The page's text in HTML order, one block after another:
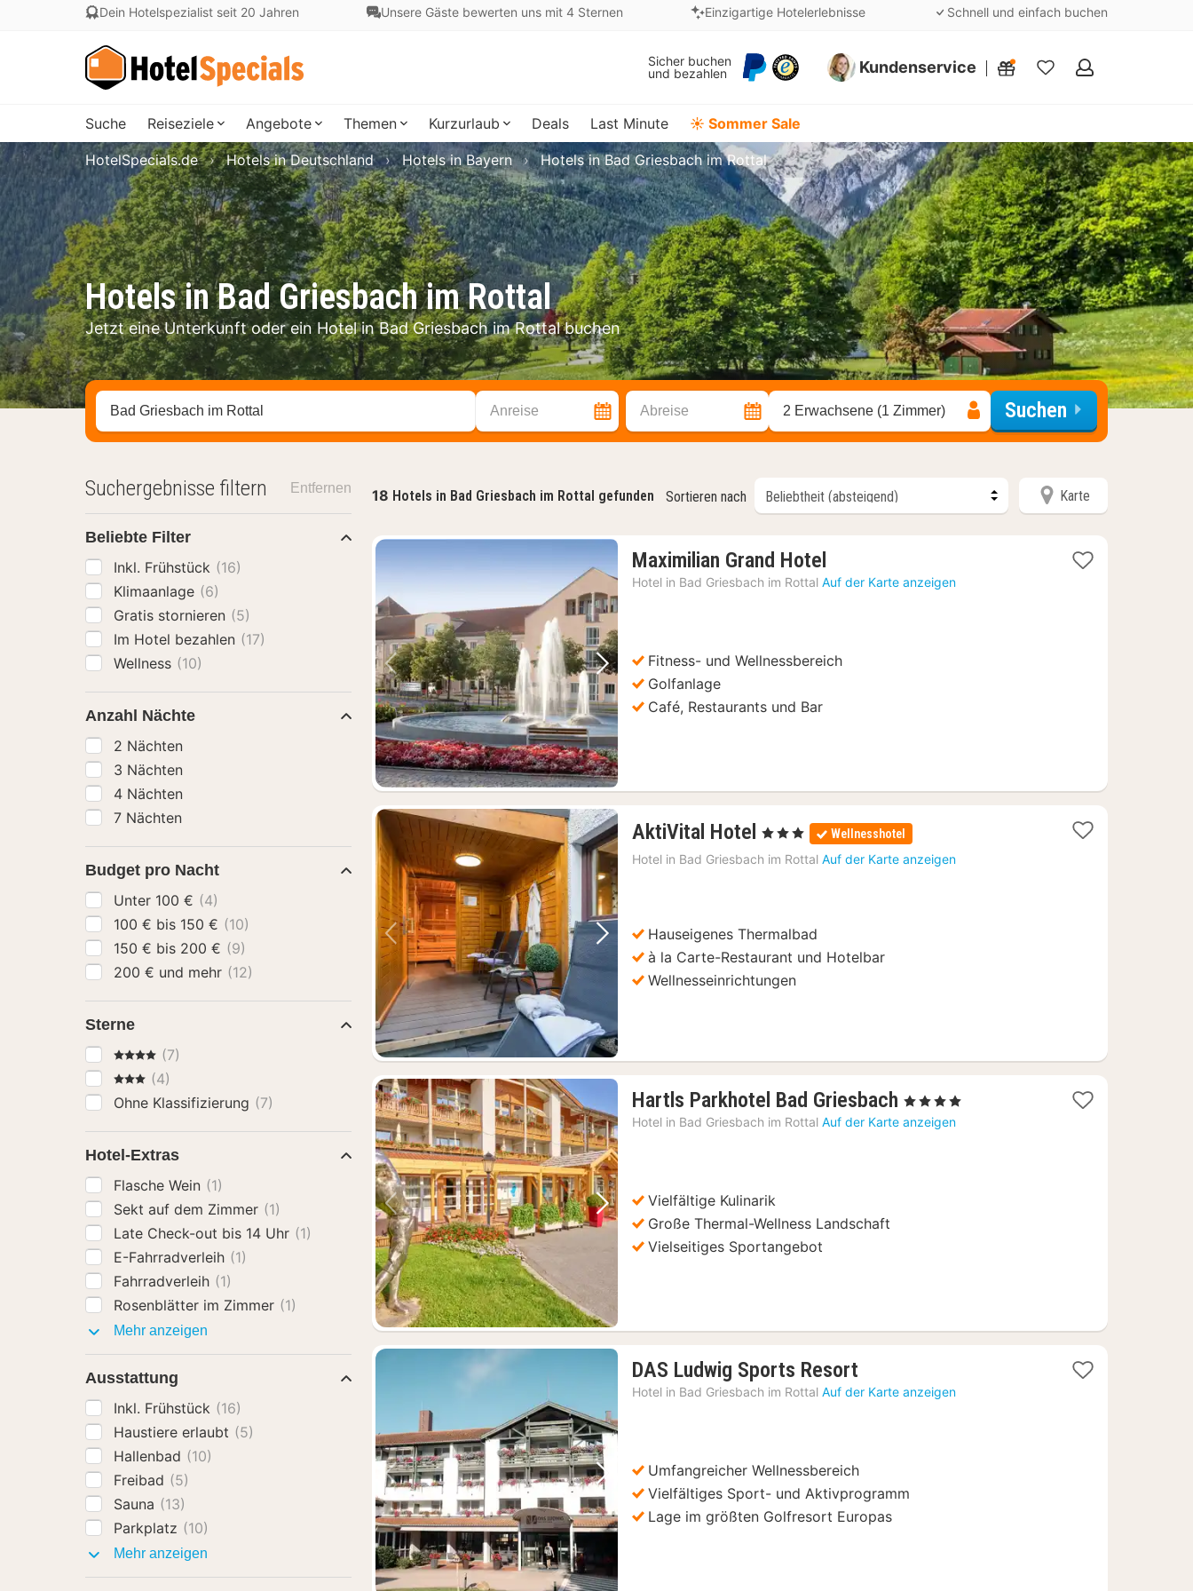
Dein Hotelspezialist seit 20 Jahren Unsere Gäste bewerten uns mit 4 Sternen Einzigartige Hotelerlebnisse Schnell und einfach buchen
Sicher buchen
und bezahlen
Kundenservice
Meine
Suche Reiseziele Angebote Themen Kurzurlaub Deals Last Minute ☀️ Sommer Sale
Hotels in Bad Griesbach im Rottal
Jetzt eine Unterkunft oder ein Hotel in Bad Griesbach im Rottal buchen
HotelSpecials.de Hotels in Deutschland Hotels in Bayern Hotels in Bad Griesbach im Rottal
Stadt, Region oder Hotel suchen Anreise Abreise 2 Erwachsene (1 Zimmer) Suchen
18 Hotels in Bad Griesbach im Rottal gefunden Sortieren nach Karte
Vorheriges Bild Nächstes Bild
Maximilian Grand Hotel
Nacht
Hotel in Bad Griesbach im Rottal Auf der Karte anzeigen
Fitness- und Wellnessbereich
Golfanlage
Café, Restaurants und Bar
Vorheriges Bild Nächstes Bild
AktiVital Hotel 2
Nächte
ab
, 3 Sterne Wellnesshotel
Hotel in Bad Griesbach im Rottal Auf der Karte anzeigen
Hauseigenes Thermalbad
à la Carte-Restaurant und Hotelbar
Wellnesseinrichtungen
Vorheriges Bild Nächstes Bild
Hartls Parkhotel Bad Griesbach 1
Nacht
, 4 Sterne
Hotel in Bad Griesbach im Rottal Auf der Karte anzeigen
Vielfältige Kulinarik
Große Thermal-Wellness Landschaft
Vielseitiges Sportangebot
Vorheriges Bild Nächstes Bild
DAS Ludwig Sports Resort
Nacht
Hotel in Bad Griesbach im Rottal Auf der Karte anzeigen
Umfangreicher Wellnessbereich
Vielfältiges Sport- und Aktivprogramm
Lage im größten Golfresort Europas
Suchergebnisse filtern Entfernen
Beliebte Filter
Inkl. Frühstück (16)
Klimaanlage (6)
Gratis stornieren (5)
Im Hotel bezahlen (17)
Wellness (10)
Anzahl Nächte
2 Nächten
3 Nächten
4 Nächten
7 Nächten
Budget pro Nacht
Unter 100 € (4)
100 € bis 150 € (10)
150 € bis 200 € (9)
200 € und mehr (12)
Sterne
4 Sterne(7)
3 Sterne
(4)
Ohne Klassifizierung (7)
Hotel-Extras
Flasche Wein (1)
Sekt auf dem Zimmer (1)
Late Check-out bis 14 Uhr (1)
E-Fahrradverleih (1)
Fahrradverleih (1)
Rosenblätter im Zimmer (1)
Mehr anzeigen
Ausstattung
Inkl. Frühstück (16)
Haustiere erlaubt (5)
Hallenbad (10)
Freibad (5)
Sauna (13)
Parkplatz (10)
Mehr anzeigen